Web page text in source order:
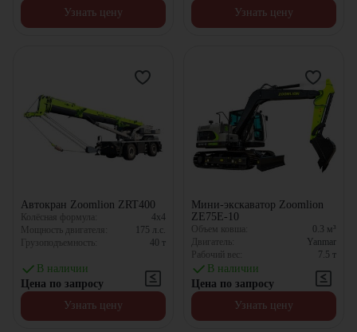
Узнать цену
Узнать цену
Автокран Zoomlion ZRT400
Колёсная формула:
4x4
Мощность двигателя:
175 л.с.
Грузоподъемность:
40 т
В наличии
Цена по запросу
Узнать цену
Мини-экскаватор Zoomlion
ZE75E-10
Объем ковша: 0.3 м³
Двигатель:
Yanmar
Рабочий вес:
7.5 т
В наличии
Цена по запросу
Узнать цену